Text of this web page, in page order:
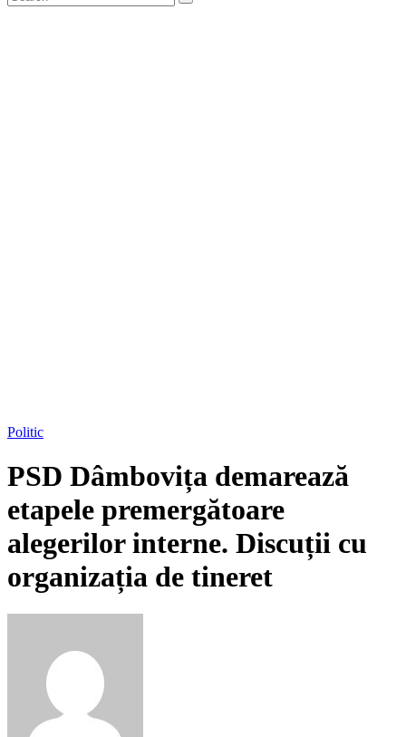
Politic
PSD Dâmbovița demarează
etapele premergătoare
alegerilor interne. Discuții cu
organizația de tineret